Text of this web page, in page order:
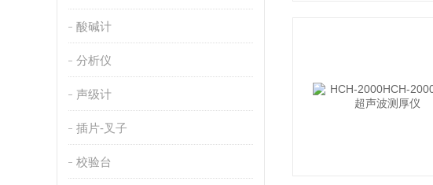
酸碱计
分析仪
声级计
插片-叉子
校验台